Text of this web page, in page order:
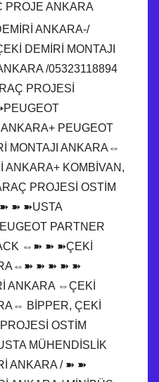
PROJE ANKARA
ANKARA-/
DEMİRİ MONTAJI
/05323118894
PROJESİ
PEUGEOT
MONTAJI ANKARA⇔
ANKARA+ KOMBİVAN,
PROJESİ OSTİM
➽ ➽ ➽USTA
PARTNER
⇔➽ ➽ ➽ÇEKİ
➽ ➽ ➽ ➽
ANKARA ⇔ÇEKİ
BİPPER, ÇEKİ
OSTİM
MÜHENDİSLİK
ANKARA / ➽ ➽